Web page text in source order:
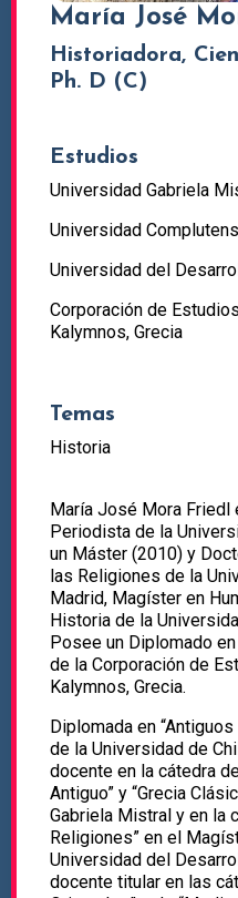
María José
Historiadora,
Ph. D (C)
Estudios
Universidad Gabriela
Universidad
Universidad del
Corporación de
Kalymnos, Grecia
Temas
Historia
María José Mora Friedl
Periodista de la
un Máster (2010) y
las Religiones de la
Madrid, Magíster en
Historia de la
Posee un Diplomado
de la Corporación de
Kalymnos, Grecia.
Diplomada en
de la Universidad de
docente en la cátedra
Antiguo” y “Grecia
Gabriela Mistral y en la
Religiones” en el
Universidad del
docente titular en las